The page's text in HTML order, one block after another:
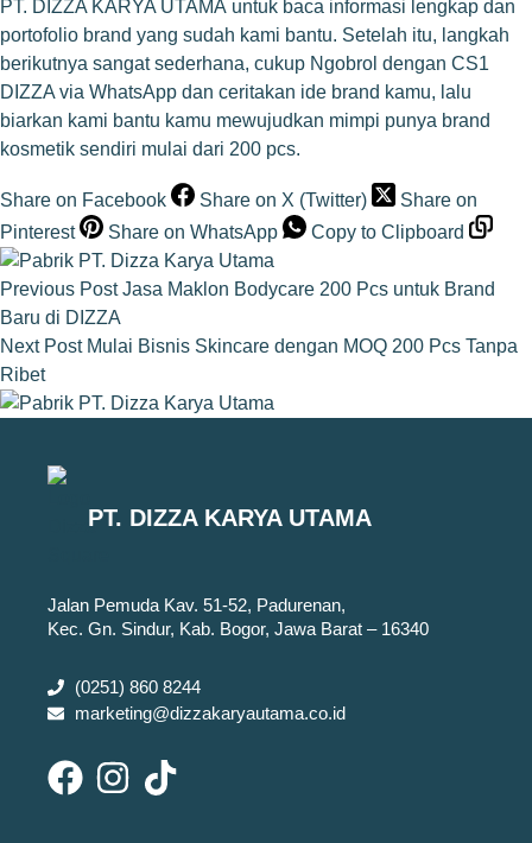
PT. DIZZA KARYA UTAMA untuk baca informasi lengkap dan
portofolio brand yang sudah kami bantu. Setelah itu, langkah
berikutnya sangat sederhana, cukup Ngobrol dengan CS1
DIZZA via WhatsApp dan ceritakan ide brand kamu, lalu
biarkan kami bantu kamu mewujudkan mimpi punya brand
kosmetik sendiri mulai dari 200 pcs.
Share on Facebook Share on X (Twitter)
Share on
Pinterest
Share on WhatsApp Copy to Clipboard
Previous Post Jasa Maklon Bodycare 200 Pcs untuk Brand
Baru di DIZZA
Next Post Mulai Bisnis Skincare dengan MOQ 200 Pcs Tanpa
Ribet
PT. DIZZA KARYA UTAMA
Jalan Pemuda Kav. 51-52, Padurenan,
Kec. Gn. Sindur, Kab. Bogor, Jawa Barat – 16340
(0251) 860 8244
marketing@dizzakaryautama.co.id